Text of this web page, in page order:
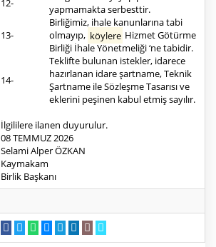
12-
yapmamakta serbesttir.
13-
Birliğimiz, ihale kanunlarına tabi
olmayıp, köylere Hizmet Götürme
Birliği İhale Yönetmeliği ‘ne tabidir.
14-
Teklifte bulunan istekler, idarece
hazırlanan idare şartname, Teknik
Şartname ile Sözleşme Tasarısı ve
eklerini peşinen kabul etmiş sayılır.
İlgililere ilanen duyurulur.
08 TEMMUZ 2026
Selami Alper ÖZKAN
Kaymakam
Birlik Başkanı